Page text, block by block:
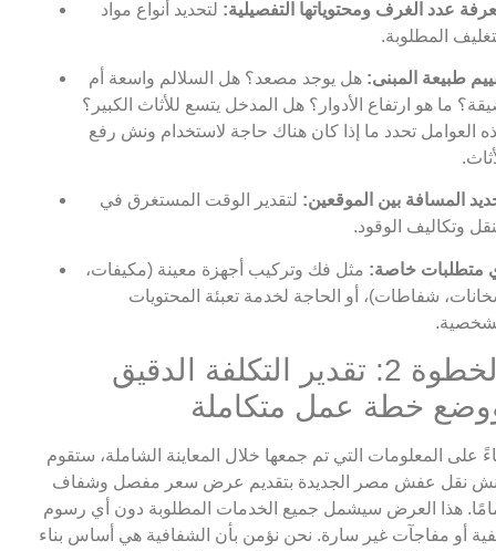
عدد الغرف ومحتوياتها التفصيلية: لتحديد أنواع مواد
المطلوبة.
طبيعة المبنى: هل يوجد مصعد؟ هل السلالم واسعة أم
ما هو ارتفاع الأدوار؟ هل المدخل يتسع للأثاث الكبير؟
العوامل تحدد ما إذا كان هناك حاجة لاستخدام ونش رفع
المسافة بين الموقعين: لتقدير الوقت المستغرق في
وتكاليف الوقود.
متطلبات خاصة: مثل فك وتركيب أجهزة معينة (مكيفات،
شفاطات)، أو الحاجة لخدمة تعبئة المحتويات
الخطوة 2: تقدير التكلفة الدقيق
خطة عمل متكاملة
على المعلومات التي تم جمعها خلال المعاينة الشاملة، ستقوم
نقل عفش مصر الجديدة بتقديم عرض سعر مفصل وشفاف
هذا العرض سيشمل جميع الخدمات المطلوبة دون أي رسوم
أو مفاجآت غير سارة. نحن نؤمن بأن الشفافية هي أساس بناء